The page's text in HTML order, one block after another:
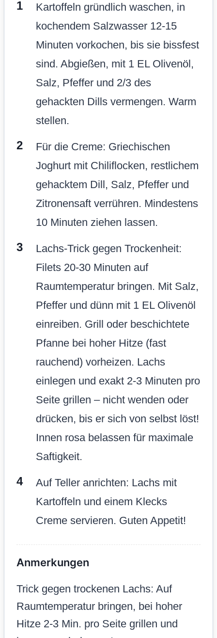
Kartoffeln gründlich waschen, in
kochendem Salzwasser 12-15
Minuten vorkochen, bis sie bissfest
sind. Abgießen, mit 1 EL Olivenöl,
Salz, Pfeffer und 2/3 des
gehackten Dills vermengen. Warm
stellen.
Für die Creme: Griechischen
Joghurt mit Chiliflocken, restlichem
gehacktem Dill, Salz, Pfeffer und
Zitronensaft verrühren. Mindestens
10 Minuten ziehen lassen.
Lachs-Trick gegen Trockenheit:
Filets 20-30 Minuten auf
Raumtemperatur bringen. Mit Salz,
Pfeffer und dünn mit 1 EL Olivenöl
einreiben. Grill oder beschichtete
Pfanne bei hoher Hitze (fast
rauchend) vorheizen. Lachs
einlegen und exakt 2-3 Minuten pro
Seite grillen – nicht wenden oder
drücken, bis er sich von selbst löst!
Innen rosa belassen für maximale
Saftigkeit.
Auf Teller anrichten: Lachs mit
Kartoffeln und einem Klecks
Creme servieren. Guten Appetit!
Anmerkungen
Trick gegen trockenen Lachs: Auf
Raumtemperatur bringen, bei hoher
Hitze 2-3 Min. pro Seite grillen und